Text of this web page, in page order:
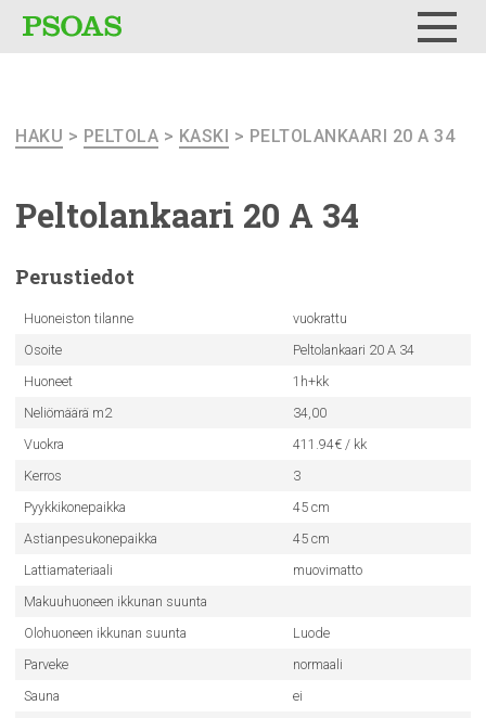
HAKU > PELTOLA > KASKI > PELTOLANKAARI 20 A 34
Peltolankaari 20 A 34
Perustiedot
Huoneiston tilanne
vuokrattu
Osoite
Peltolankaari 20 A 34
Huoneet
1h+kk
Neliömäärä m2
34,00
Vuokra
411.94€ / kk
Kerros
3
Pyykkikonepaikka
45 cm
Astianpesukonepaikka
45 cm
Lattiamateriaali
muovimatto
Makuuhuoneen ikkunan suunta
Olohuoneen ikkunan suunta
Luode
Parveke
normaali
Sauna
ei